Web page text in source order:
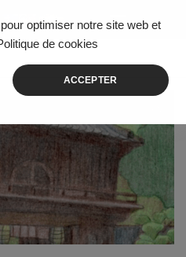
optimiser notre site web et
de cookies
ACCEPTER